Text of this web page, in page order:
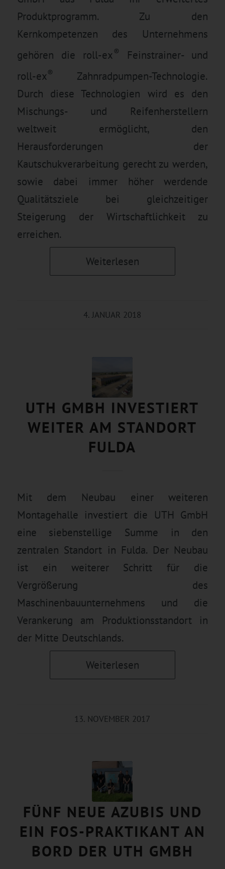
Produktprogramm. Zu den
Kernkompetenzen des Unternehmens
gehören die roll-ex®
Feinstrainer- und
roll-ex®
Zahnradpumpen-Technologie.
Durch diese Technologien wird es den
Mischungs- und Reifenherstellern
weltweit ermöglicht, den
Herausforderungen der
Kautschukverarbeitung gerecht zu werden,
sowie dabei immer höher werdende
Qualitätsziele bei gleichzeitiger
Steigerung der Wirtschaftlichkeit zu
erreichen.
Weiterlesen
4. JANUAR 2018
UTH GMBH INVESTIERT
WEITER AM STANDORT
FULDA
Mit dem Neubau einer weiteren
Montagehalle investiert die UTH GmbH
eine siebenstellige Summe in den
zentralen Standort in Fulda. Der Neubau
ist ein weiterer Schritt für die
Vergrößerung des
Maschinenbauunternehmens und die
Verankerung am Produktionsstandort in
der Mitte Deutschlands.
Weiterlesen
13. NOVEMBER 2017
FÜNF NEUE AZUBIS UND
EIN FOS-PRAKTIKANT AN
BORD DER UTH GMBH